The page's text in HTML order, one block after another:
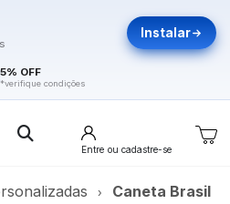
Instalar
5% OFF
*verifique condições
Entre ou cadastre-se
Caneta Brasil